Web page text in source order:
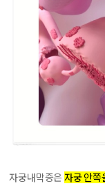
자궁내막증은자궁 안쪽